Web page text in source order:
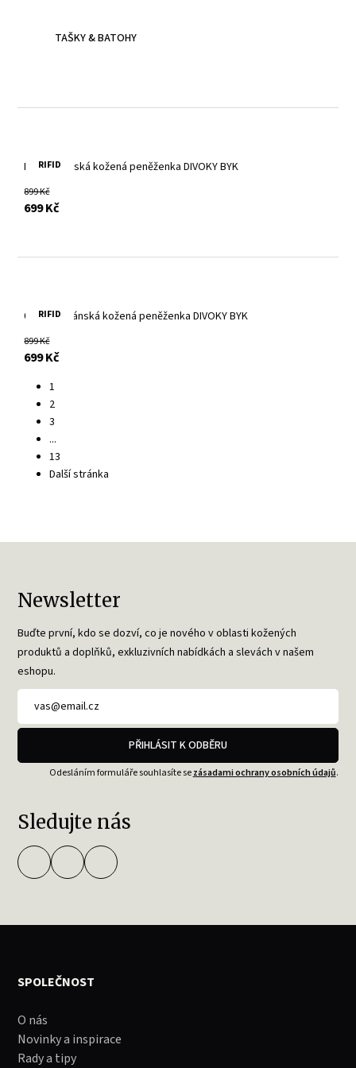
TAŠKY & BATOHY
RIFID
Modrá pánská kožená peněženka DIVOKY BYK
899 Kč
699 Kčs DPH
RIFID
Červená pánská kožená peněženka DIVOKY BYK
899 Kč
699 Kčs DPH
1
2
3
...
13
Další stránka
Newsletter
Buďte první, kdo se dozví, co je nového v oblasti kožených
produktů a doplňků, exkluzivních nabídkách a slevách v našem
eshopu.
PŘIHLÁSIT K ODBĚRU
Odesláním formuláře souhlasíte sezásadami ochrany osobních údajů.
Sledujte nás
SPOLEČNOST
O nás
Novinky a inspirace
Rady a tipy